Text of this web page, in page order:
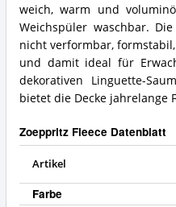
weich, warm und
Weichspüler waschbar.
nicht verformbar,
und damit ideal für
dekorativen Linguette-
bietet die Decke jahrelange
Zoeppritz Fleece Datenblatt
Artikel
Farbe